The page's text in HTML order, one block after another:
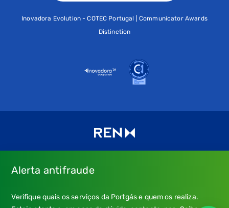
Inovadora Evolution - COTEC Portugal | Communicator Awards
Distinction
a nossaPolítica de Cookies.
Alerta antifraude
Verifique quais os serviços da Portgás e quem os realiza.